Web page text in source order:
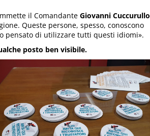
il Comandante Giovanni Cuccurullo
Queste persone, spesso, conoscono
pensato di utilizzare tutti questi idiomi».
posto ben visibile.